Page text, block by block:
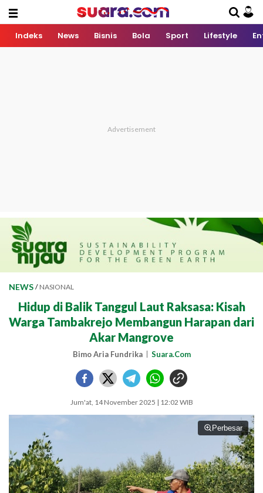
Indeks News Bisnis Bola Sport Lifestyle
NEWS / NASIONAL
Hidup di Balik Tanggul Laut Raksasa: Kisah
Warga Tambakrejo Membangun Harapan dari
Akar Mangrove
Bimo Aria Fundrika Suara.Com
Jum'at, 14 November 2025 | 12:02 WIB
Perbesar